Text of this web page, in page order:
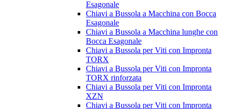
Esagonale
Chiavi a Bussola a Macchina con Bocca
Esagonale
Chiavi a Bussola a Macchina lunghe con
Bocca Esagonale
Chiavi a Bussola per Viti con Impronta
TORX
Chiavi a Bussola per Viti con Impronta
TORX rinforzata
Chiavi a Bussola per Viti con Impronta
XZN
Chiavi a Bussola per Viti con Impronta